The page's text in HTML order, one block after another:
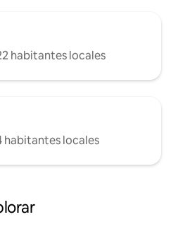
habitantes locales
habitantes locales